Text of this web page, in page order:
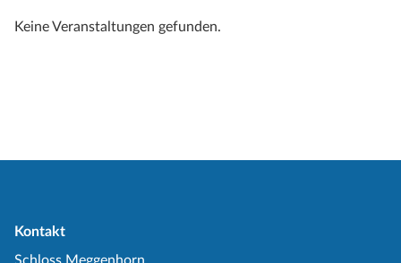
Keine Veranstaltungen gefunden.
Kontakt